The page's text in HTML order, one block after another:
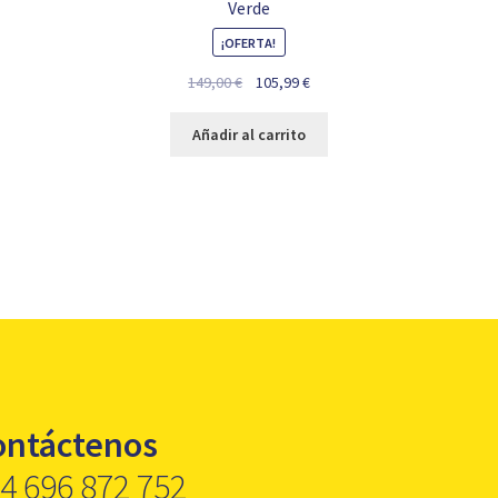
Verde
¡OFERTA!
149,00€
original
105,99€El
Añadir al carrito
696 872 752